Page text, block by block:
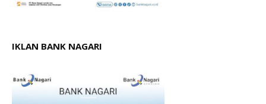
IKLAN BANK NAGARI